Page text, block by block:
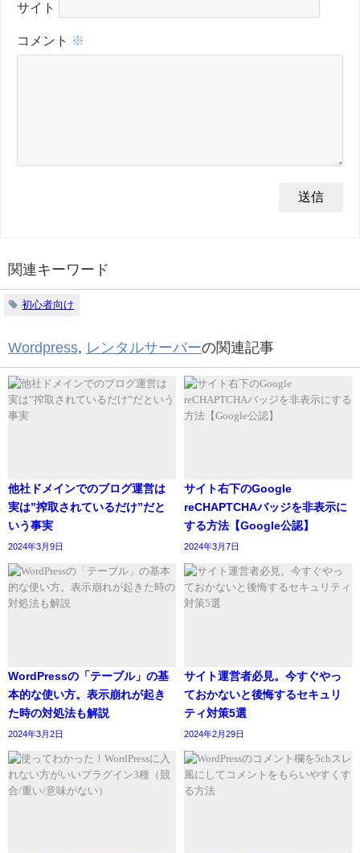
コメント ※
サイト
関連キーワード
初心者向け
Wordpress, レンタルサーバーの関連記事
他社ドメインでのブログ運営は
実は”搾取されているだけ”だと
いう事実
2024年3月9日
サイト右下のGoogle
reCHAPTCHAバッジを非表示に
する方法【Google公認】
2024年3月7日
WordPressの「テーブル」の基
本的な使い方。表示崩れが起き
た時の対処法も解説
2024年3月2日
サイト運営者必見。今すぐやっ
ておかないと後悔するセキュリ
ティ対策5選
2024年2月29日